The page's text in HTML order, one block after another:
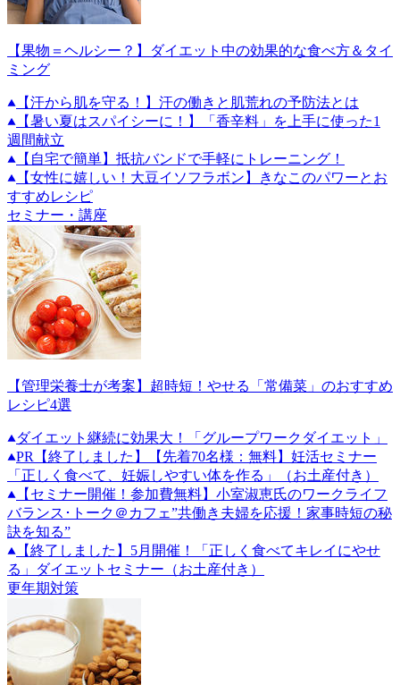
【果物＝ヘルシー？】ダイエット中の効果的な食べ方＆タイ
ミング
【汗から肌を守る！】汗の働きと肌荒れの予防法とは
【暑い夏はスパイシーに！】「香辛料」を上手に使った1
週間献立
【自宅で簡単】抵抗バンドで手軽にトレーニング！
【女性に嬉しい！大豆イソフラボン】きなこのパワーとお
すすめレシピ
セミナー・講座
【管理栄養士が考案】超時短！やせる「常備菜」のおすすめ
レシピ4選
ダイエット継続に効果大！「グループワークダイエット」
PR
【終了しました】【先着70名様：無料】妊活セミナー
「正しく食べて、妊娠しやすい体を作る」（お土産付き）
【セミナー開催！参加費無料】小室淑恵氏のワークライフ
バランス･トーク＠カフェ”共働き夫婦を応援！家事時短の秘
訣を知る”
【終了しました】5月開催！「正しく食べてキレイにやせ
る」ダイエットセミナー（お土産付き）
更年期対策